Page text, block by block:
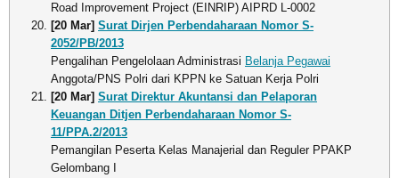
Road Improvement Project (EINRIP) AIPRD L-0002
[20 Mar] Surat Dirjen Perbendaharaan Nomor S-
2052/PB/2013
Pengalihan Pengelolaan Administrasi Belanja Pegawai
Anggota/PNS Polri dari KPPN ke Satuan Kerja Polri
[20 Mar] Surat Direktur Akuntansi dan Pelaporan
Keuangan Ditjen Perbendaharaan Nomor S-
11/PPA.2/2013
Pemangilan Peserta Kelas Manajerial dan Reguler PPAKP
Gelombang I